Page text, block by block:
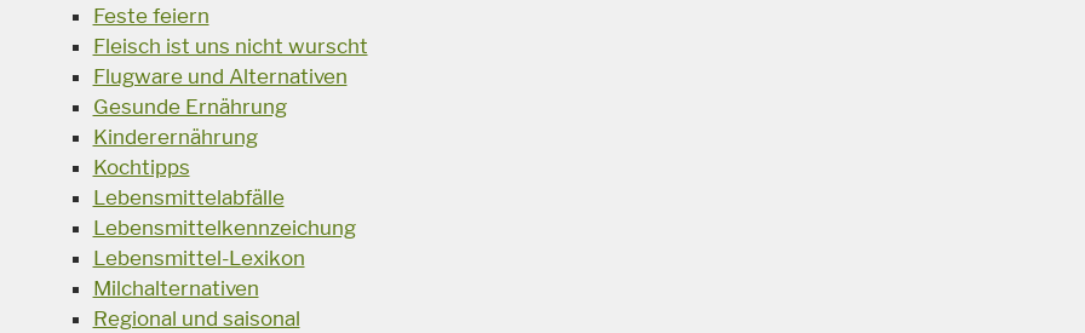
Feste feiern
Fleisch ist uns nicht wurscht
Flugware und Alternativen
Gesunde Ernährung
Kinderernährung
Kochtipps
Lebensmittelabfälle
Lebensmittelkennzeichung
Lebensmittel-Lexikon
Milchalternativen
Regional und saisonal